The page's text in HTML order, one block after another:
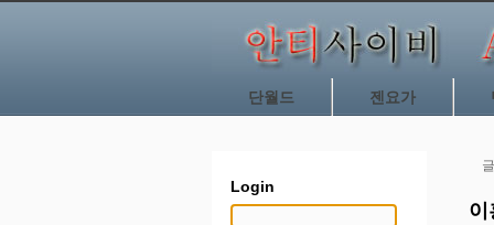
단월드 젠요가
Login
이